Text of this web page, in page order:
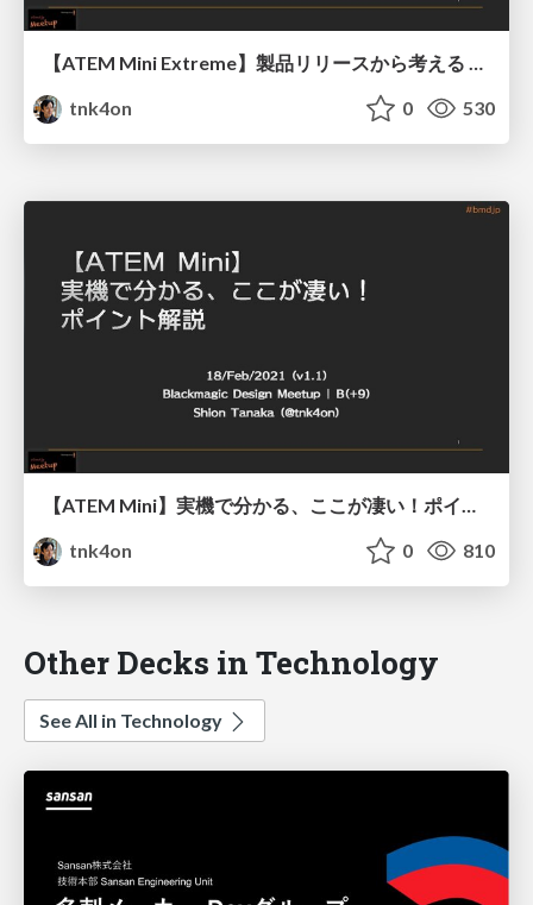
【ATEM Mini Extreme】製品リリースから考える Extremeのその先へ / Beyond The Extreme
tnk4on
0 530
【ATEM Mini】実機で分かる、ここが凄い！ポイント解説/atem-mini-key-points
tnk4on
0 810
Other Decks in Technology
See All in Technology